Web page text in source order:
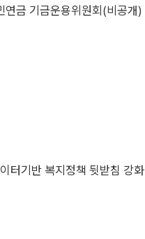
금 기금운용위원회(비공개)
터기반 복지정책 뒷받침 강화